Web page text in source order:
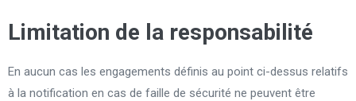
Limitation de la responsabilité
En aucun cas les engagements définis au point ci-dessus relatifs
à la notification en cas de faille de sécurité ne peuvent être